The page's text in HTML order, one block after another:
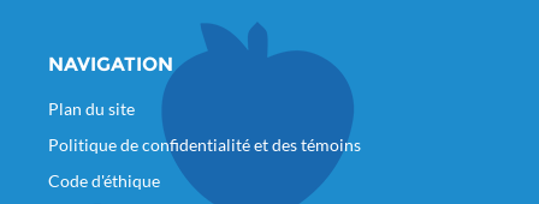
NAVIGATION
Plan du site
Politique de confidentialité et des témoins
Code d'éthique